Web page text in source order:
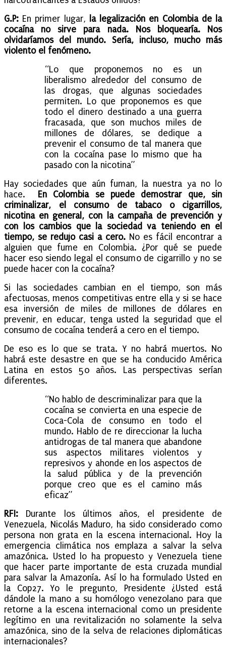
G.P: En primer lugar,
la legalización en Colombia de la
cocaína no sirve para nada. Nos bloquearía. Nos
olvidaríamos del mundo. Sería, incluso, mucho más
violento el fenómeno.
“Lo que proponemos no es un
liberalismo alrededor del consumo de
las drogas, que algunas sociedades
permiten. Lo que proponemos es que
todo el dinero destinado a una guerra
fracasada, que son muchos miles de
millones de dólares, se dedique a
prevenir el consumo de tal manera que
con la cocaína pase lo mismo que ha
pasado con la nicotina”
Hay sociedades que aún fuman, la nuestra ya no lo
hace.
En Colombia se puede demostrar que, sin
criminalizar, el consumo de tabaco o cigarrillos,
nicotina en general, con la campaña de prevención y
con los cambios que la sociedad va teniendo en el
tiempo, se redujo casi a cero. No es fácil encontrar a
alguien que fume en Colombia. ¿Por qué se puede
hacer eso siendo legal el consumo de cigarrillo y no se
puede hacer con la cocaína?
Si las sociedades cambian en el tiempo, son más
afectuosas, menos competitivas entre ella y si se hace
esa inversión de miles de millones de dólares en
prevenir, en educar, tenga usted la seguridad que el
consumo de cocaína tenderá a cero en el tiempo.
De eso es lo que se trata. Y no habrá muertos. No
habrá este desastre en que se ha conducido América
Latina en estos 50 años. Las perspectivas serían
diferentes.
“No hablo de descriminalizar para que la
cocaína se convierta en una especie de
Coca-Cola de consumo en todo el
mundo. Hablo de re direccionar la lucha
antidrogas de tal manera que abandone
sus aspectos militares violentos y
represivos y ahonde en los aspectos de
la salud pública y de la prevención
porque creo que es el camino más
eficaz”
RFI: Durante los últimos años, el presidente de
Venezuela, Nicolás Maduro, ha sido considerado como
persona non grata en la escena internacional. Hoy la
emergencia climática nos emplaza a salvar la selva
amazónica. Usted lo ha propuesto y Venezuela tiene
que hacer parte importante de esta cruzada mundial
para salvar la Amazonía. Así lo ha formulado Usted en
la Cop27. Yo le pregunto, Presidente ¿Usted está
dándole la mano a su homólogo venezolano para que
retorne a la escena internacional como un presidente
legítimo en una revitalización no solamente la selva
amazónica, sino de la selva de relaciones diplomáticas
internacionales?